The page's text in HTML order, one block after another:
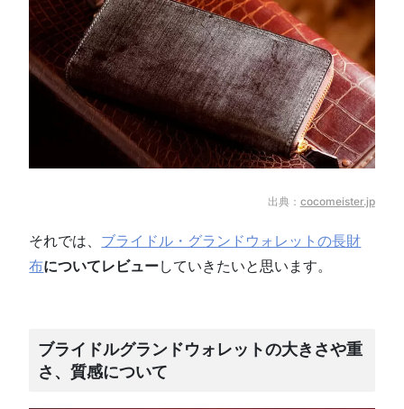
出典： cocomeister.jp
それでは、 ブライドル・グランドウォレットの長財
布についてレビューしていきたいと思います。
ブライドルグランドウォレットの大きさや重
さ、質感について